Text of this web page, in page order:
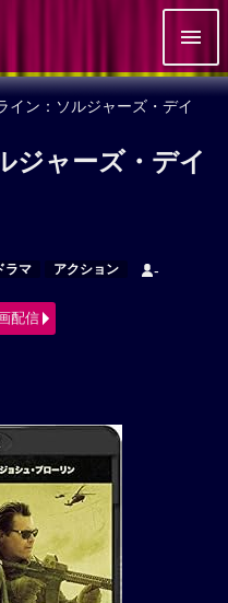
イン：ソルジャーズ・デイ
ジャーズ・デイ
ラマ アクション -
配信